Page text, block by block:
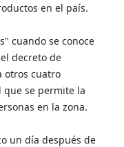
en el país.
cuando se conoce
decreto de
otros cuatro
que se permite la
en la zona.
un día después de